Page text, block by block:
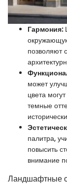
Гармония:
позволяют
может
цвета
темные
палитра,
повысить
внимание
Ландшафтные